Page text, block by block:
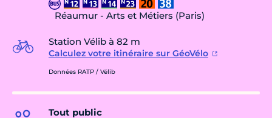
Réaumur - Arts et Métiers (Paris)
Station Vélib à 82 m
Calculez votre itinéraire sur GéoVélo
Données RATP / Vélib
Tout public